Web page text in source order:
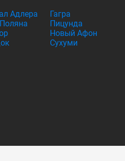
Адлера
Гагра
Пицунда
Новый Афон
Сухуми